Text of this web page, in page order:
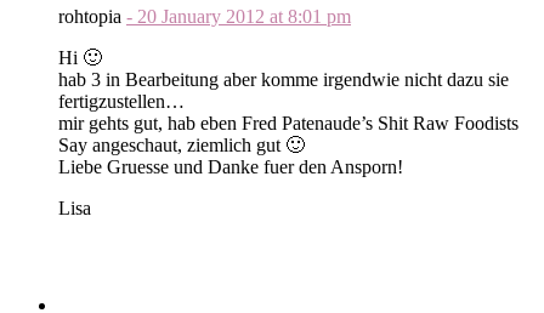
rohtopia - 20 January 2012 at 8:01 pm
Hi 🙂
hab 3 in Bearbeitung aber komme irgendwie nicht dazu sie
fertigzustellen…
mir gehts gut, hab eben Fred Patenaude’s Shit Raw Foodists
Say angeschaut, ziemlich gut 🙂
Liebe Gruesse und Danke fuer den Ansporn!
Lisa